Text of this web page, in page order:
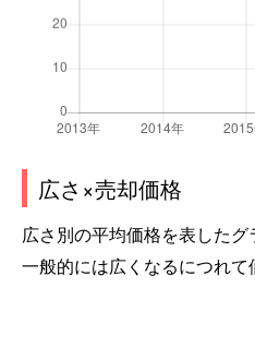
広さ×売却価格
広さ別の平均価格を表した
一般的には広くなるにつれ